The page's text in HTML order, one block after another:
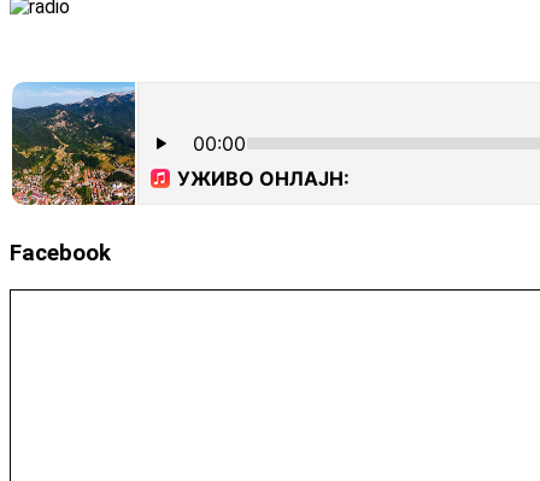
Facebook